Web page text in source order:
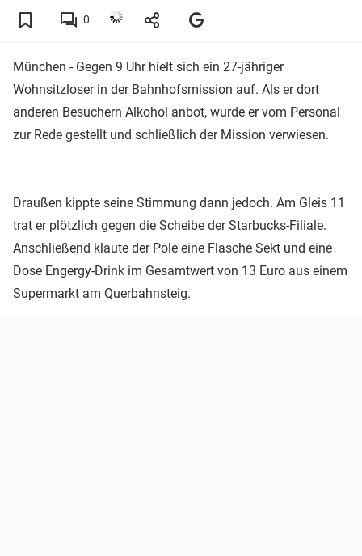
0
München - Gegen 9 Uhr hielt sich ein 27-jähriger
Wohnsitzloser in der Bahnhofsmission auf. Als er dort
anderen Besuchern Alkohol anbot, wurde er vom Personal
zur Rede gestellt und schließlich der Mission verwiesen.
Draußen kippte seine Stimmung dann jedoch. Am Gleis 11
trat er plötzlich gegen die Scheibe der Starbucks-Filiale.
Anschließend klaute der Pole eine Flasche Sekt und eine
Dose Engergy-Drink im Gesamtwert von 13 Euro aus einem
Supermarkt am Querbahnsteig.